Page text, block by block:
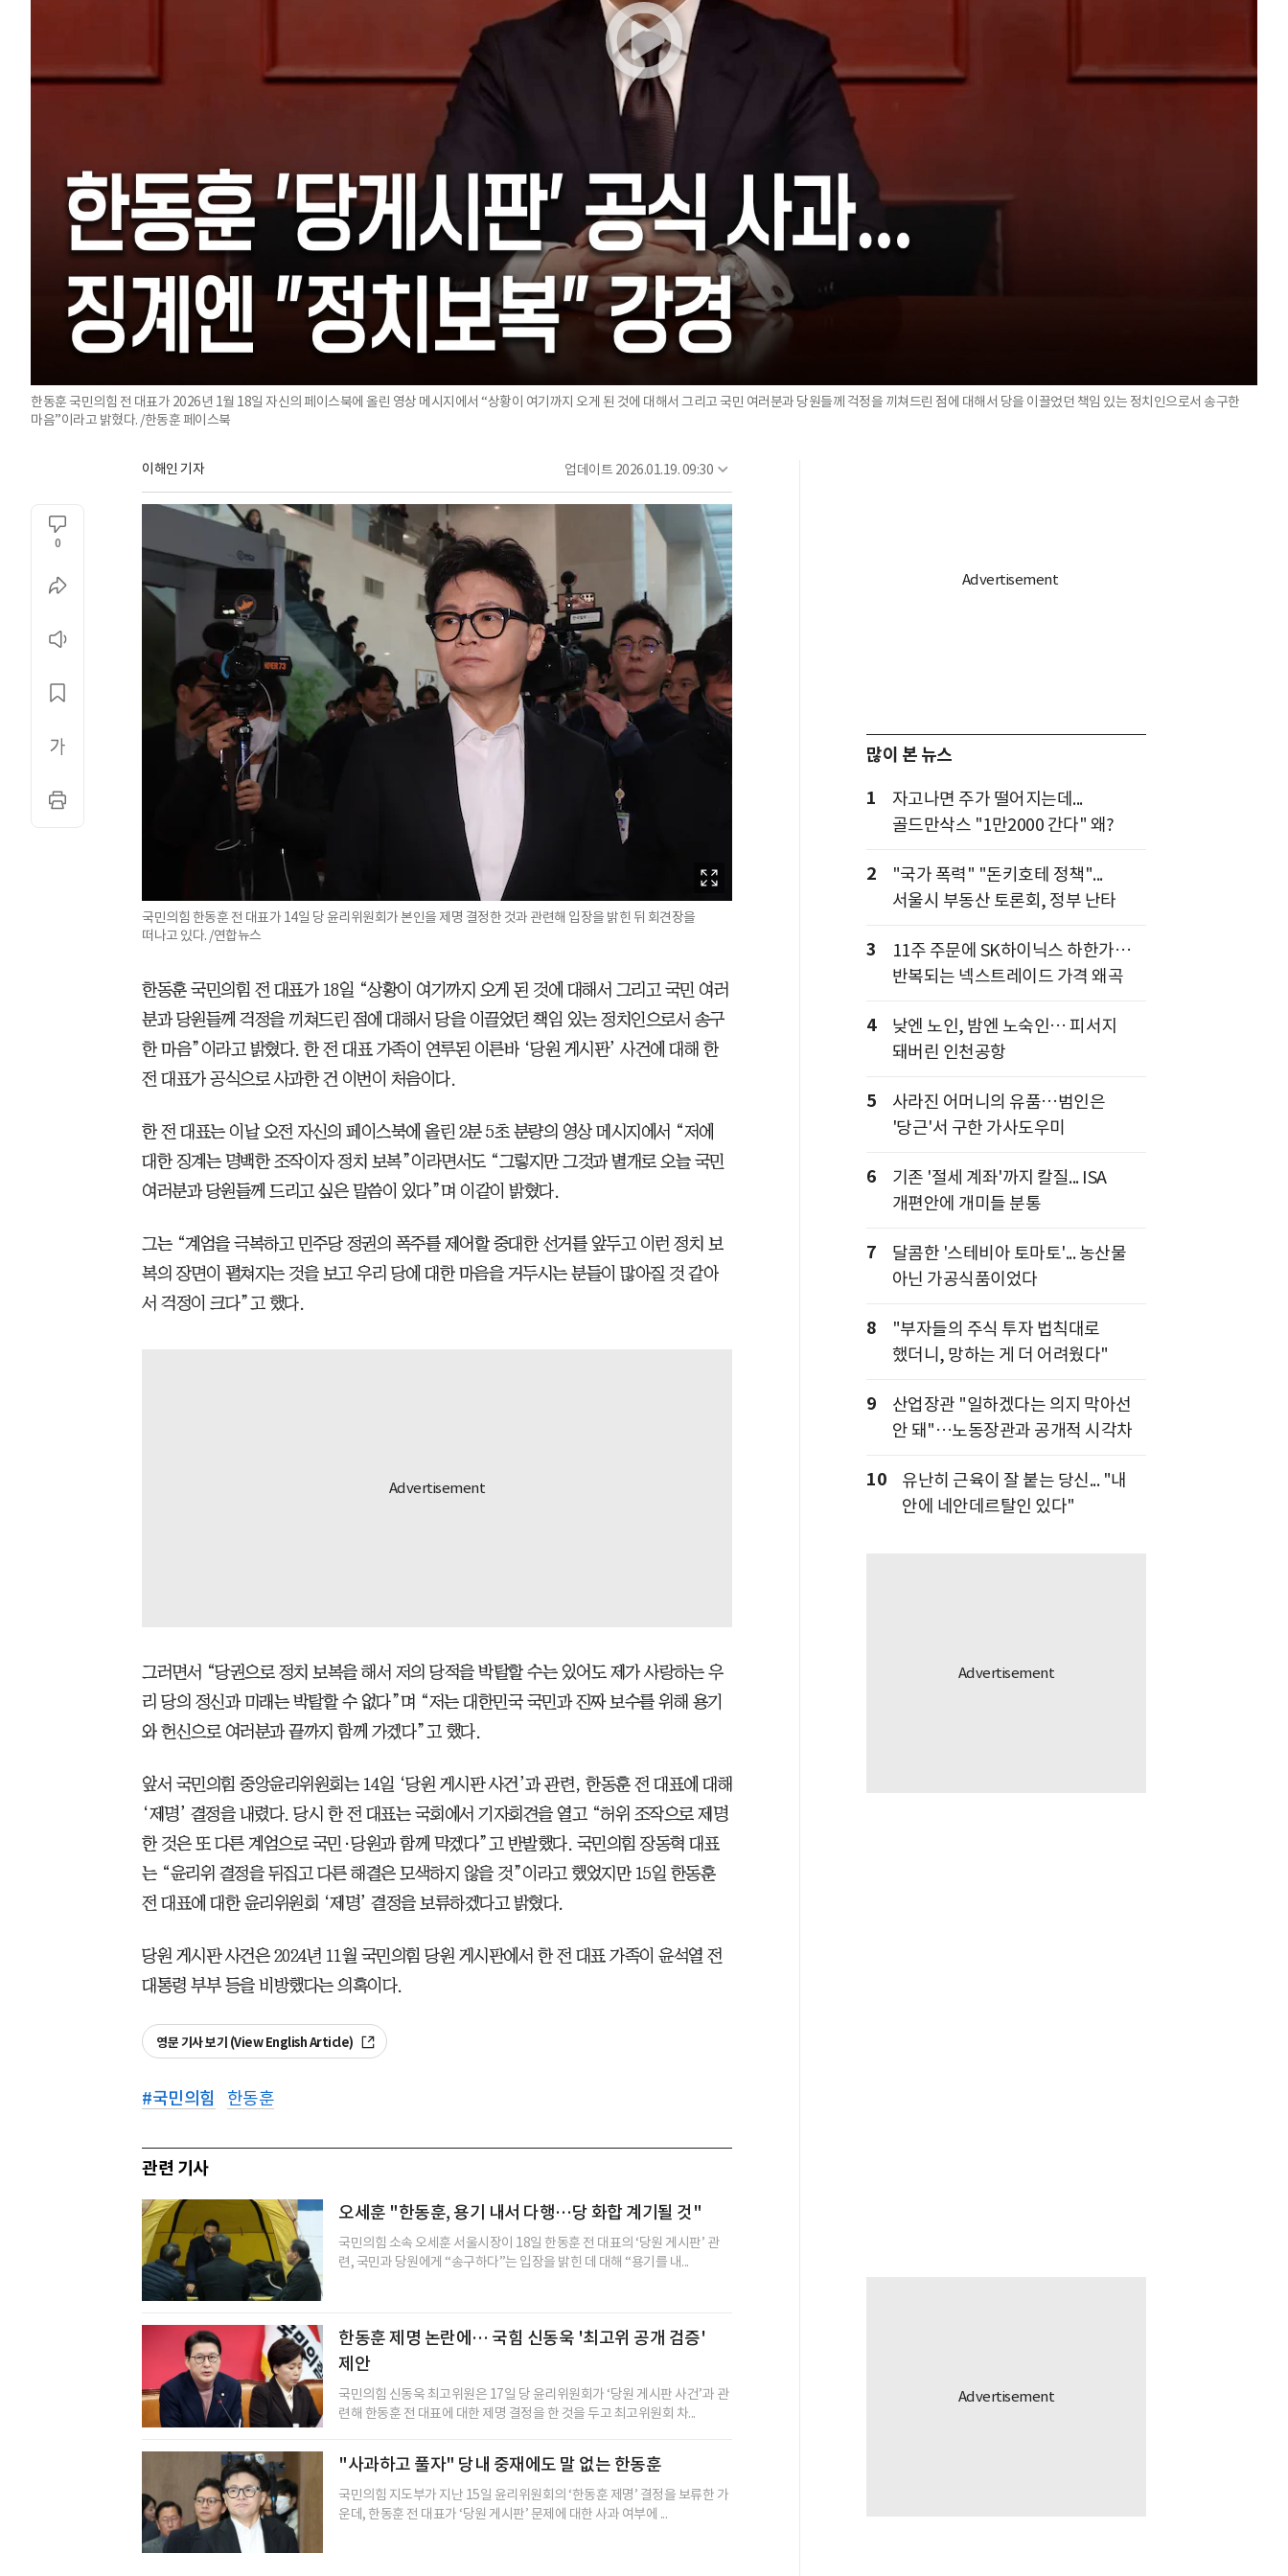
한동훈 국민의힘 전 대표가 2026년 1월 18일 자신의 페이스북에 올린 영상 메시지에서 “상황이 여기까지 오게 된 것에 대해서 그리고 국민 여러분과 당원들께 걱정을 끼쳐드린 점에 대해서 당을 이끌었던 책임 있는 정치인으로서 송구한
마음”이라고 밝혔다. /한동훈 페이스북
이해인 기자 업데이트 2026.01.19. 09:30
0
국민의힘 한동훈 전 대표가 14일 당 윤리위원회가 본인을 제명 결정한 것과 관련해 입장을 밝힌 뒤 회견장을
떠나고 있다. /연합뉴스
한동훈 국민의힘 전 대표가 18일 “상황이 여기까지 오게 된 것에 대해서 그리고 국민 여러
분과 당원들께 걱정을 끼쳐드린 점에 대해서 당을 이끌었던 책임 있는 정치인으로서 송구
한 마음”이라고 밝혔다. 한 전 대표 가족이 연루된 이른바 ‘당원 게시판’ 사건에 대해 한
전 대표가 공식으로 사과한 건 이번이 처음이다.
한 전 대표는 이날 오전 자신의 페이스북에 올린 2분 5초 분량의 영상 메시지에서 “저에
대한 징계는 명백한 조작이자 정치 보복”이라면서도 “그렇지만 그것과 별개로 오늘 국민
여러분과 당원들께 드리고 싶은 말씀이 있다”며 이같이 밝혔다.
그는 “계엄을 극복하고 민주당 정권의 폭주를 제어할 중대한 선거를 앞두고 이런 정치 보
복의 장면이 펼쳐지는 것을 보고 우리 당에 대한 마음을 거두시는 분들이 많아질 것 같아
서 걱정이 크다”고 했다.
그러면서 “당권으로 정치 보복을 해서 저의 당적을 박탈할 수는 있어도 제가 사랑하는 우
리 당의 정신과 미래는 박탈할 수 없다”며 “저는 대한민국 국민과 진짜 보수를 위해 용기
와 헌신으로 여러분과 끝까지 함께 가겠다”고 했다.
앞서 국민의힘 중앙윤리위원회는 14일 ‘당원 게시판 사건’과 관련, 한동훈 전 대표에 대해
‘제명’ 결정을 내렸다. 당시 한 전 대표는 국회에서 기자회견을 열고 “허위 조작으로 제명
한 것은 또 다른 계엄으로 국민·당원과 함께 막겠다”고 반발했다. 국민의힘 장동혁 대표
는 “윤리위 결정을 뒤집고 다른 해결은 모색하지 않을 것”이라고 했었지만 15일 한동훈
전 대표에 대한 윤리위원회 ‘제명’ 결정을 보류하겠다고 밝혔다.
당원 게시판 사건은 2024년 11월 국민의힘 당원 게시판에서 한 전 대표 가족이 윤석열 전
대통령 부부 등을 비방했다는 의혹이다.
영문 기사 보기 (View English Article)
#국민의힘 한동훈
관련 기사
오세훈 "한동훈, 용기 내서 다행…당 화합 계기될 것"
국민의힘 소속 오세훈 서울시장이 18일 한동훈 전 대표의 ‘당원 게시판’ 관
련, 국민과 당원에게 “송구하다”는 입장을 밝힌 데 대해 “용기를 내...
한동훈 제명 논란에… 국힘 신동욱 '최고위 공개 검증'
제안
국민의힘 신동욱 최고위원은 17일 당 윤리위원회가 ‘당원 게시판 사건’과 관
련해 한동훈 전 대표에 대한 제명 결정을 한 것을 두고 최고위원회 차...
"사과하고 풀자" 당내 중재에도 말 없는 한동훈
국민의힘 지도부가 지난 15일 윤리위원회의 ‘한동훈 제명’ 결정을 보류한 가
운데, 한동훈 전 대표가 ‘당원 게시판’ 문제에 대한 사과 여부에 ...
많이 본 뉴스
1
자고나면 주가 떨어지는데...
골드만삭스 "1만2000 간다" 왜?
2
"국가 폭력" "돈키호테 정책"...
서울시 부동산 토론회, 정부 난타
3
11주 주문에 SK하이닉스 하한가…
반복되는 넥스트레이드 가격 왜곡
4
낮엔 노인, 밤엔 노숙인… 피서지
돼버린 인천공항
5
사라진 어머니의 유품…범인은
'당근'서 구한 가사도우미
6
기존 '절세 계좌'까지 칼질... ISA
개편안에 개미들 분통
7
달콤한 '스테비아 토마토'... 농산물
아닌 가공식품이었다
8
"부자들의 주식 투자 법칙대로
했더니, 망하는 게 더 어려웠다"
9
산업장관 "일하겠다는 의지 막아선
안 돼"…노동장관과 공개적 시각차
10
유난히 근육이 잘 붙는 당신... "내
안에 네안데르탈인 있다"